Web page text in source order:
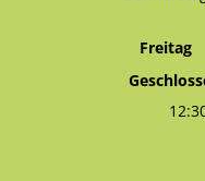
Freitag